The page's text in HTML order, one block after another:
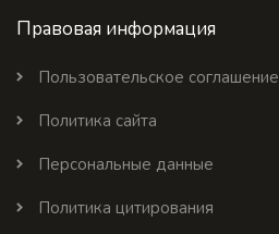
Правовая информация
Пользовательское соглашение
Политика сайта
Персональные данные
Политика цитирования